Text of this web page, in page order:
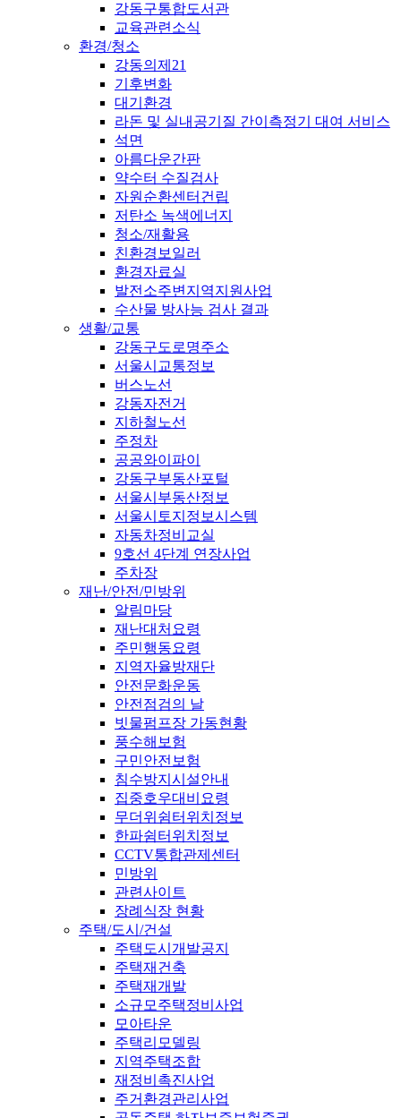
강동구통합도서관
교육관련소식
환경/청소
강동의제21
기후변화
대기환경
라돈 및 실내공기질 간이측정기 대여 서비스
석면
아름다운간판
약수터 수질검사
자원순환센터건립
저탄소 녹색에너지
청소/재활용
친환경보일러
환경자료실
발전소주변지역지원사업
수산물 방사능 검사 결과
생활/교통
강동구도로명주소
서울시교통정보
버스노선
강동자전거
지하철노선
주정차
공공와이파이
강동구부동산포털
서울시부동산정보
서울시토지정보시스템
자동차정비교실
9호선 4단계 연장사업
주차장
재난/안전/민방위
알림마당
재난대처요령
주민행동요령
지역자율방재단
안전문화운동
안전점검의 날
빗물펌프장 가동현황
풍수해보험
구민안전보험
침수방지시설안내
집중호우대비요령
무더위쉼터위치정보
한파쉼터위치정보
CCTV통합관제센터
민방위
관련사이트
장례식장 현황
주택/도시/건설
주택도시개발공지
주택재건축
주택재개발
소규모주택정비사업
모아타운
주택리모델링
지역주택조합
재정비촉진사업
주거환경관리사업